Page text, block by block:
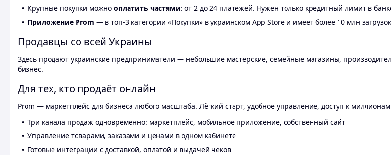
Крупные покупки можно оплатить частями: от 2 до 24 платежей. Нужен только кредитный лимит в
Приложение Prom — в топ-3 категории «Покупки» в украинском App Store и имеет более 10 млн
Продавцы со всей Украины
Здесь продают украинские предприниматели — небольшие мастерские, семейные магазины,
бизнес.
Для тех, кто продаёт онлайн
Prom — маркетплейс для бизнеса любого масштаба. Лёгкий старт, удобное управление, доступ к
Три канала продаж одновременно: маркетплейс, мобильное приложение, собственный сайт
Управление товарами, заказами и ценами в одном кабинете
Готовые интеграции с доставкой, оплатой и выдачей чеков